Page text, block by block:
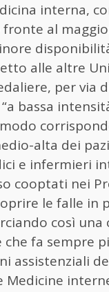
interna,
al
alle altre
per via
bassa
alta dei
e infermieri
cooptati nei
le falle in
così una
fa sempre
assistenziali